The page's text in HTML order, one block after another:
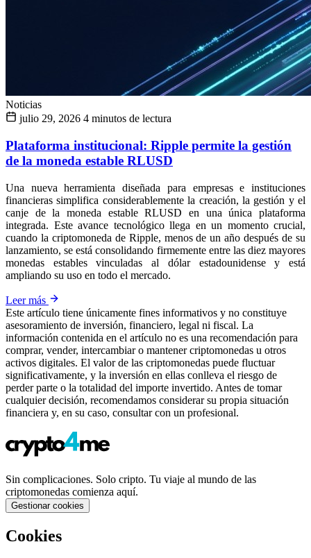
Noticias
julio 29, 2026 4 minutos de lectura
Plataforma institucional: Ripple permite la gestión
de la moneda estable RLUSD
Una nueva herramienta diseñada para empresas e instituciones
financieras simplifica considerablemente la creación, la gestión y el
canje de la moneda estable RLUSD en una única plataforma
integrada. Este avance tecnológico llega en un momento crucial,
cuando la criptomoneda de Ripple, menos de un año después de su
lanzamiento, se está consolidando firmemente entre las diez mayores
monedas estables vinculadas al dólar estadounidense y está
ampliando su uso en todo el mercado.
Leer más
Este artículo tiene únicamente fines informativos y no constituye
asesoramiento de inversión, financiero, legal ni fiscal. La
información contenida en el artículo no es una recomendación para
comprar, vender, intercambiar o mantener criptomonedas u otros
activos digitales. El valor de las criptomonedas puede fluctuar
significativamente, y la inversión en ellas conlleva el riesgo de
perder parte o la totalidad del importe invertido. Antes de tomar
cualquier decisión, recomendamos considerar su propia situación
financiera y, en su caso, consultar con un profesional.
Sin complicaciones. Solo cripto. Tu viaje al mundo de las
criptomonedas comienza aquí.
Gestionar cookies
Cookies